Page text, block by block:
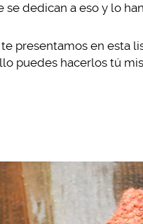
se dedican a eso y lo
presentamos en esta
puedes hacerlos tú